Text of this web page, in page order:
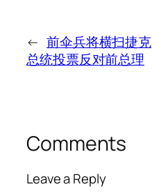
← 前伞兵将横扫捷克
总统投票反对前总理
Comments
Leave a Reply